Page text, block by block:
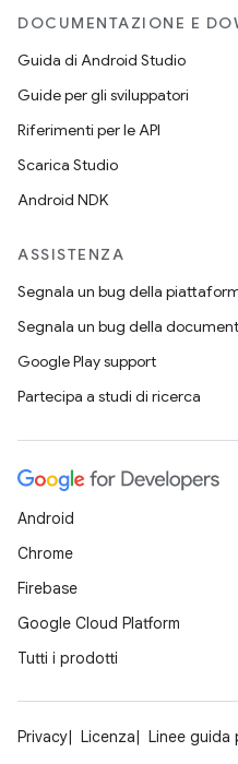
DOCUMENTAZIONE E
Guida di Android Studio
Guide per gli sviluppatori
Riferimenti per le API
Scarica Studio
Android NDK
ASSISTENZA
Segnala un bug della
Segnala un bug della
Google Play support
Partecipa a studi di ricerca
Android
Chrome
Firebase
Google Cloud Platform
Tutti i prodotti
Privacy Licenza Linee guida